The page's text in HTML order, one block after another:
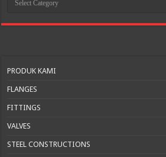
PRODUK
PRODUK KAMI
FLANGES
FITTINGS
VALVES
STEEL CONSTRUCTIONS